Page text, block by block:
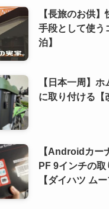
【長旅のお供
手段として使う
泊】
【日本一周】
に取り付ける【
【Androidカー
PF 9インチの
【ダイハツ ムー